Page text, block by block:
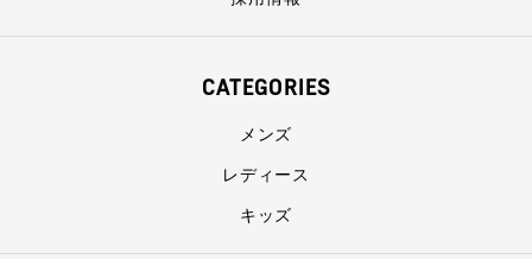
CATEGORIES
メンズ
レディース
キッズ